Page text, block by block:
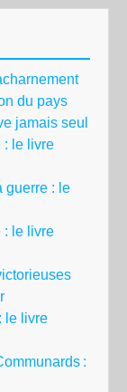
qui
du pays
jamais seul
: le livre
guerre : le
: le livre
le livre
: